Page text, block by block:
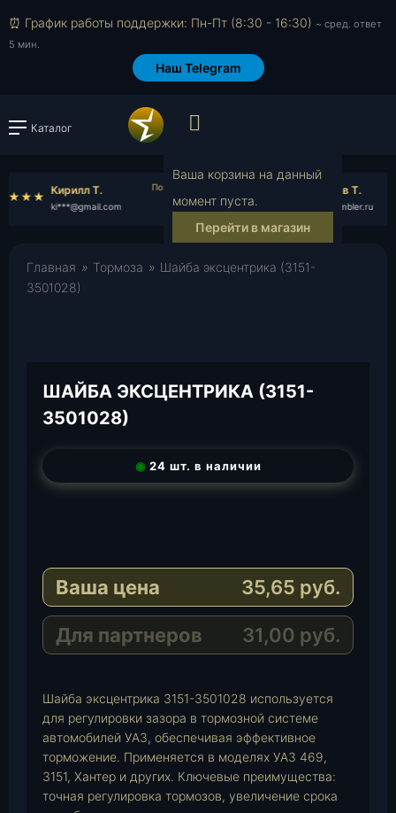
⏰ График работы поддержки: Пн-Пт (8:30 - 16:30) ~ сред. ответ
5 мин.
Наш Telegram
Каталог
Войти или
Ваша корзина на данный
момент пуста.
Перейти в магазин
Кирилл Т.
ki***@gmail.com
Вячеслав Т.
vy***@rambler.ru
Главная » Тормоза » Шайба эксцентрика (3151-
3501028)
ШАЙБА ЭКСЦЕНТРИКА (3151-
3501028)
◉ 24 шт. в наличии
e
r
a
m
a
s
A
p
a
i
l
Ваша цена 35,65 руб.
Для партнеров 31,00 руб.
Шайба эксцентрика 3151-3501028 используется
для регулировки зазора в тормозной системе
автомобилей УАЗ, обеспечивая эффективное
торможение. Применяется в моделях УАЗ 469,
3151, Хантер и других. Ключевые преимущества:
точная регулировка тормозов, увеличение срока